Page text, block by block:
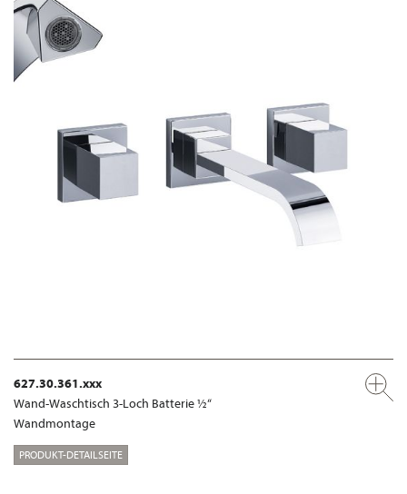
627.30.361.xxx
Wand-Waschtisch 3-Loch Batterie ½“
Wandmontage
PRODUKT-DETAILSEITE